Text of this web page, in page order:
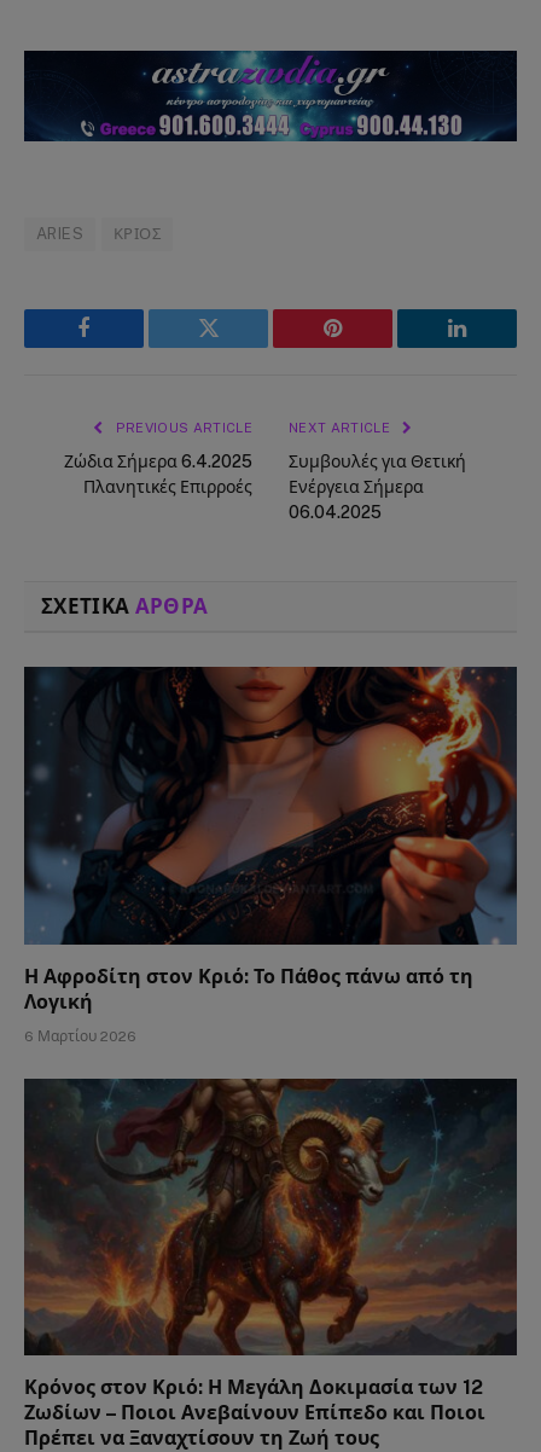
ARIES ΚΡΙΟΣ
Facebook Twitter Pinterest LinkedIn
PREVIOUS ARTICLE
Ζώδια Σήμερα 6.4.2025
Πλανητικές Επιρροές
NEXT ARTICLE
Συμβουλές για Θετική
Ενέργεια Σήμερα
06.04.2025
ΣΧΕΤΙΚΑ ΑΡΘΡΑ
Η Αφροδίτη στον Κριό: Το Πάθος πάνω από τη
Λογική
6 Μαρτίου 2026
Κρόνος στον Κριό: Η Μεγάλη Δοκιμασία των 12
Ζωδίων – Ποιοι Ανεβαίνουν Επίπεδο και Ποιοι
Πρέπει να Ξαναχτίσουν τη Ζωή τους